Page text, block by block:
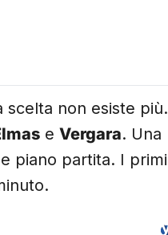
scelta non esiste più.
e Vergara. Una
piano partita. I primi